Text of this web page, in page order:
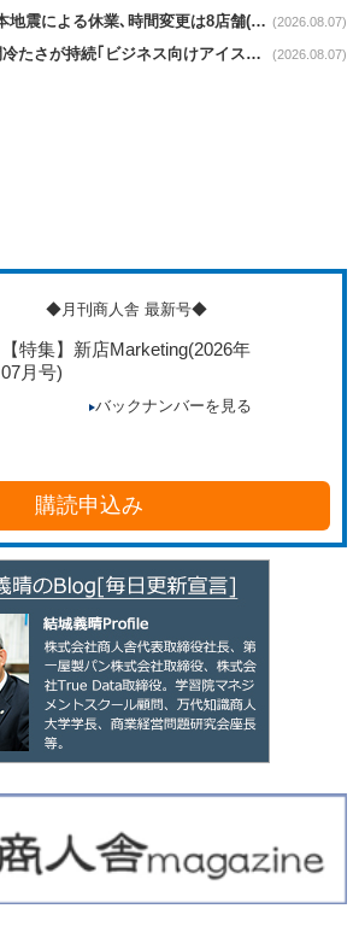
イオン九州news｜熊本地震による休業､時間変更は8店舗(8/7時点) (2026.08.07)
青山商事news｜6時間冷たさが持続｢ビジネス向けアイスベスト｣発売 (2026.08.07)
◆月刊商人舎 最新号◆
【特集】新店Marketing(2026年
07月号)
バックナンバーを見る
購読申込み